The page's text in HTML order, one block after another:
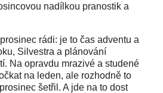
nadílkou pranostik a
rádi: je to čas adventu a
Silvestra a plánování
Na opravdu mrazivé a studené
na leden, ale rozhodně to
šetřil. A jde na to dost